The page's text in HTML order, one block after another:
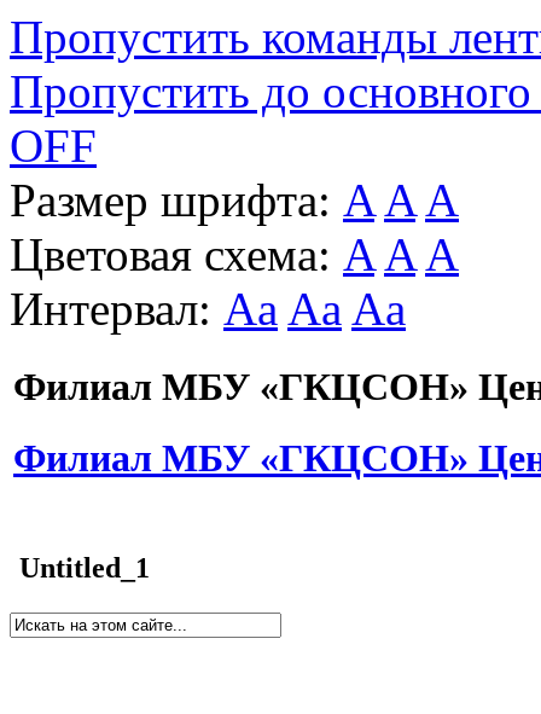
Пропустить команды
Пропустить до основного
OFF
Размер шрифта: A A A
Цветовая схема: A A A
Интервал: Aa Aa Aa
Филиал МБУ «ГКЦСОН»
Филиал МБУ «ГКЦСОН»
Untitled_1